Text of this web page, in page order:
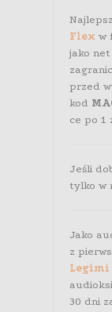
Flex w
jako
przed
kod
ce po 1
Jeśli
tylko w
Jako
z
Legimi
30 dni